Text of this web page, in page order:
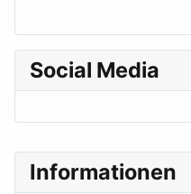
Informationen
Social Media